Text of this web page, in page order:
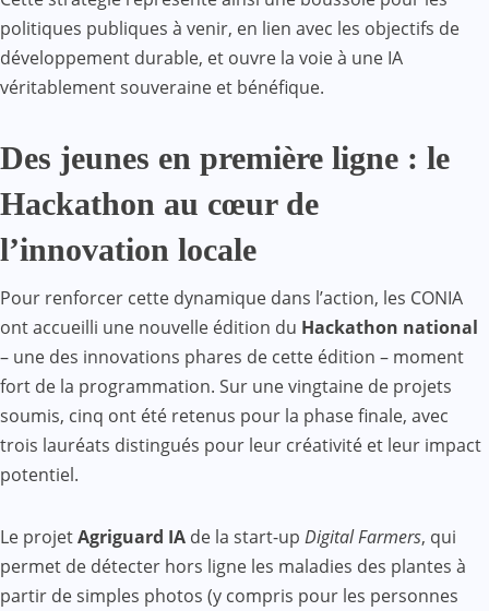
politiques publiques à venir, en lien avec les objectifs de
développement durable, et ouvre la voie à une IA
véritablement souveraine et bénéfique.
Des jeunes en première ligne : le
Hackathon au cœur de
l’innovation locale
Pour renforcer cette dynamique dans l’action, les CONIA
ont accueilli une nouvelle édition du Hackathon national
– une des innovations phares de cette édition – moment
fort de la programmation. Sur une vingtaine de projets
soumis, cinq ont été retenus pour la phase finale, avec
trois lauréats distingués pour leur créativité et leur impact
potentiel.
Le projetAgriguard IA de la start-up Digital Farmers, qui
permet de détecter hors ligne les maladies des plantes à
partir de simples photos (y compris pour les personnes